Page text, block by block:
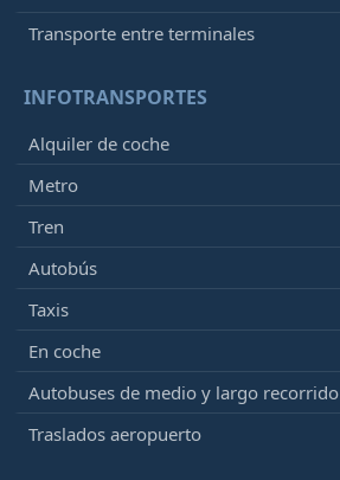
Transporte entre terminales
INFOTRANSPORTES
Alquiler de coche
Metro
Tren
Autobús
Taxis
En coche
Autobuses de medio y largo recorrido
Traslados aeropuerto